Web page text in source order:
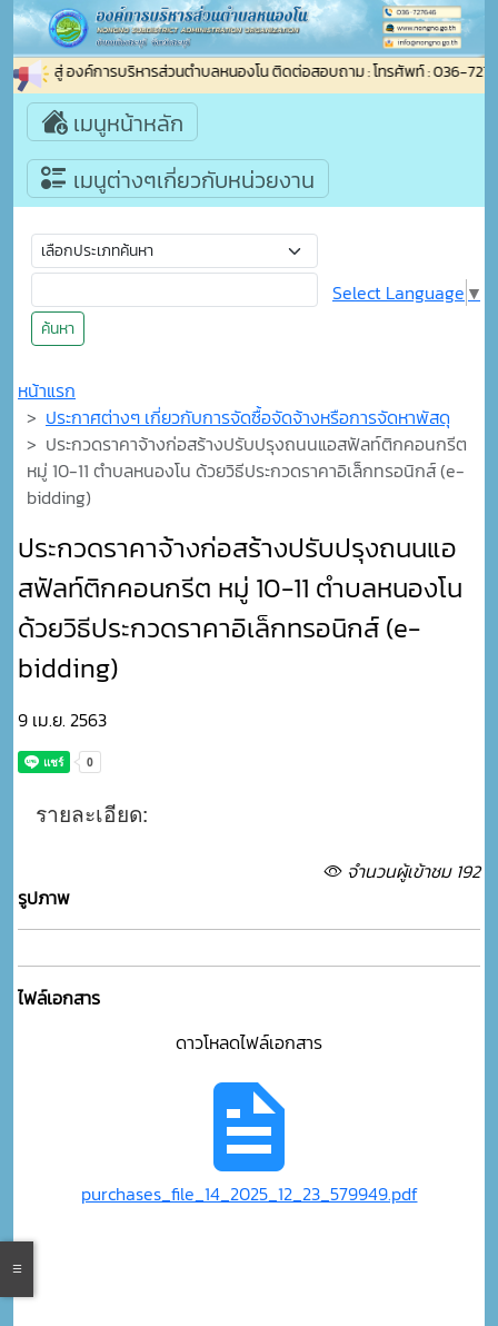
บเข้าสู่ องค์การบริหารส่วนตำบลหนองโน ติดต่อสอบถาม : โทรศัพท์ : 036-
เมนูหน้าหลัก
เมนูต่างๆเกี่ยวกับหน่วยงาน
ค้นหา
Select Language ▼
หน้าแรก
ประกาศต่างๆ เกี่ยวกับการจัดซื้อจัดจ้างหรือการจัดหาพัสดุ
ประกวดราคาจ้างก่อสร้างปรับปรุงถนนแอสฟัลท์ติกคอนกรีต
หมู่ 10-11 ตำบลหนองโน ด้วยวิธีประกวดราคาอิเล็กทรอนิกส์ (e-
bidding)
ประกวดราคาจ้างก่อสร้างปรับปรุงถนนแอ
สฟัลท์ติกคอนกรีต หมู่ 10-11 ตำบลหนองโน
ด้วยวิธีประกวดราคาอิเล็กทรอนิกส์ (e-
bidding)
9 เม.ย. 2563
รายละเอียด:
จำนวนผู้เข้าชม 192
รูปภาพ
ไฟล์เอกสาร
ดาวโหลดไฟล์เอกสาร
purchases_file_14_2025_12_23_579949.pdf